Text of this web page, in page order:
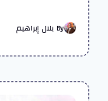
By بلال إبراهيم